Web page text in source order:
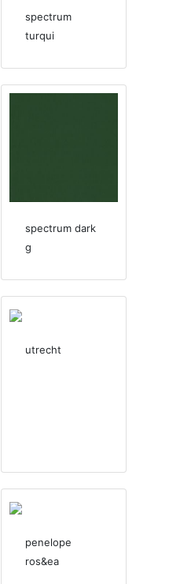
spectrum
turqui
spectrum dark
g
utrecht
penelope
ros&ea